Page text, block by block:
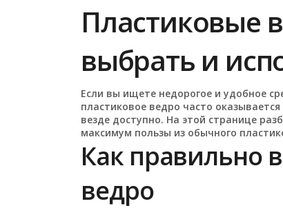
Пластиковые
выбрать и
Если вы ищете недорогое и удобное
пластиковое ведро часто
везде доступно. На этой странице
максимум пользы из обычного
Как правильно
ведро